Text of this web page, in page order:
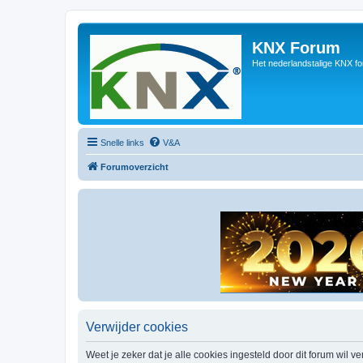
KNX Forum
Het nederlandstalige KNX
Snelle links V&A
Forumoverzicht
Verwijder cookies
Weet je zeker dat je alle cookies ingesteld door dit forum wil